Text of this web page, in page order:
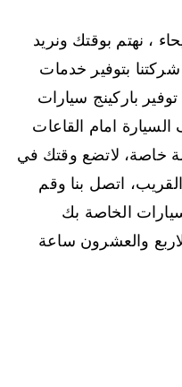
، نهتم بوقتك ونريد
بتوفير خدمات
باركينج سيارات
امام القاعات
خاصة، لاتضع وقتك في
اتصل بنا وقم
الخاصة بك
والعشرون ساعة